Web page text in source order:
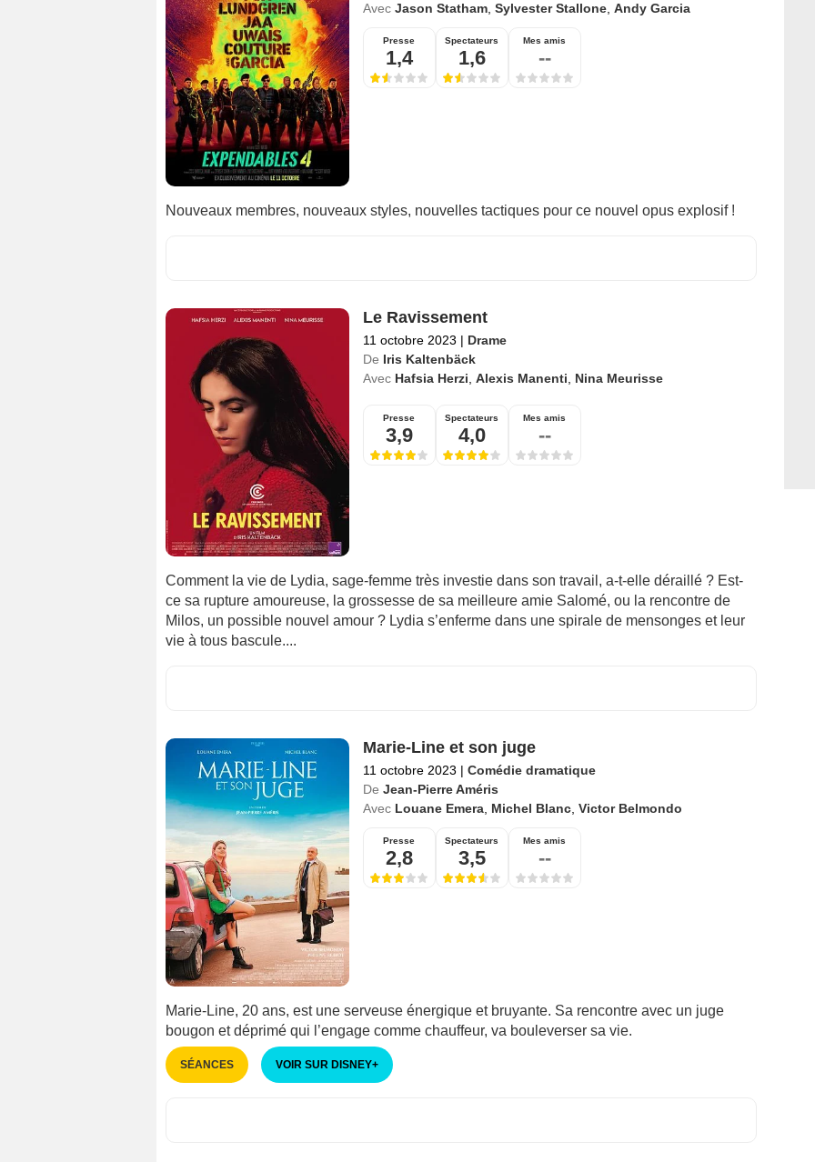
Avec Jason Statham, Sylvester Stallone, Andy Garcia
Presse
1,4
Spectateurs
1,6
Mes amis
--
Nouveaux membres, nouveaux styles, nouvelles tactiques pour ce nouvel opus explosif !
Le Ravissement
11 octobre 2023 | Drame
De Iris Kaltenbäck
Avec Hafsia Herzi Alexis Manenti Nina Meurisse
Presse
3,9
Spectateurs
4,0
Mes amis
--
Comment la vie de Lydia, sage-femme très investie dans son travail, a-t-elle déraillé ? Est-
ce sa rupture amoureuse, la grossesse de sa meilleure amie Salomé, ou la rencontre de
Milos, un possible nouvel amour ? Lydia s’enferme dans une spirale de mensonges et leur
vie à tous bascule....
Marie-Line et son juge
11 octobre 2023 | Comédie dramatique
De Jean-Pierre Améris
Avec Louane Emera, Michel Blanc, Victor Belmondo
Presse
2,8
Spectateurs
3,5
Mes amis
--
Marie-Line, 20 ans, est une serveuse énergique et bruyante. Sa rencontre avec un juge
bougon et déprimé qui l’engage comme chauffeur, va bouleverser sa vie.
SÉANCES VOIR SUR DISNEY+